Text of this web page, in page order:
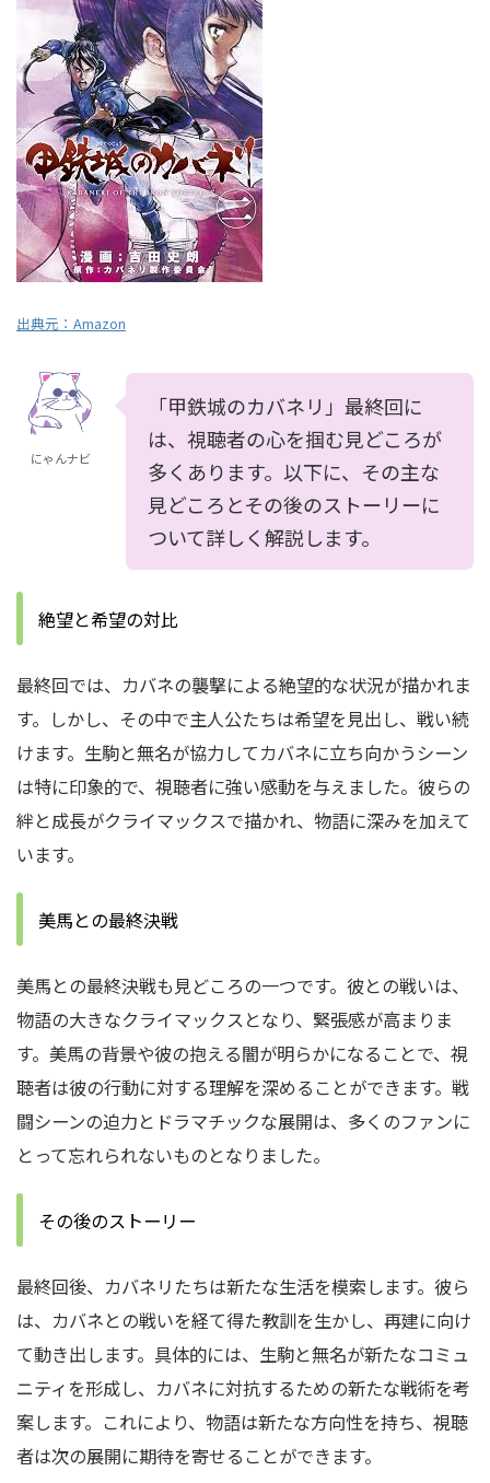
出典元： Amazon
にゃんナビ
「甲鉄城のカバネリ」最終回に
は、視聴者の心を掴む見どころが
多くあります。以下に、その主な
見どころとその後のストーリーに
ついて詳しく解説します。
絶望と希望の対比
最終回では、カバネの襲撃による絶望的な状況が描かれま
す。しかし、その中で主人公たちは希望を見出し、戦い続
けます。生駒と無名が協力してカバネに立ち向かうシーン
は特に印象的で、視聴者に強い感動を与えました。彼らの
絆と成長がクライマックスで描かれ、物語に深みを加えて
います。
美馬との最終決戦
美馬との最終決戦も見どころの一つです。彼との戦いは、
物語の大きなクライマックスとなり、緊張感が高まりま
す。美馬の背景や彼の抱える闇が明らかになることで、視
聴者は彼の行動に対する理解を深めることができます。戦
闘シーンの迫力とドラマチックな展開は、多くのファンに
とって忘れられないものとなりました。
その後のストーリー
最終回後、カバネリたちは新たな生活を模索します。彼ら
は、カバネとの戦いを経て得た教訓を生かし、再建に向け
て動き出します。具体的には、生駒と無名が新たなコミュ
ニティを形成し、カバネに対抗するための新たな戦術を考
案します。これにより、物語は新たな方向性を持ち、視聴
者は次の展開に期待を寄せることができます。